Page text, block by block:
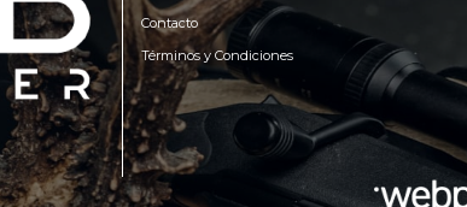
Contacto
Términos y Condiciones